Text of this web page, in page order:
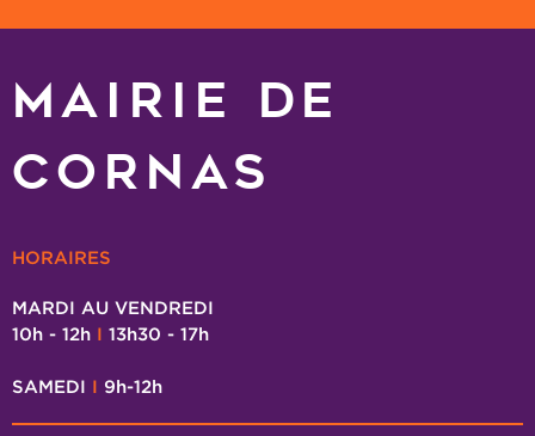
MAIRIE DE
CORNAS
HORAIRES
MARDI AU VENDREDI
10h - 12h I 13h30 - 17h
SAMEDI I 9h-12h